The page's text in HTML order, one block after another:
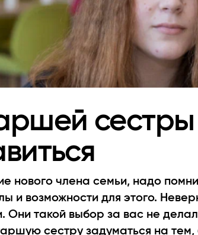
сестры
нового члена семьи, надо
и возможности для этого.
Они такой выбор за вас не
сестру задуматься на тем,